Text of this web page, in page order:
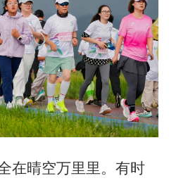
晴空万里里。有时